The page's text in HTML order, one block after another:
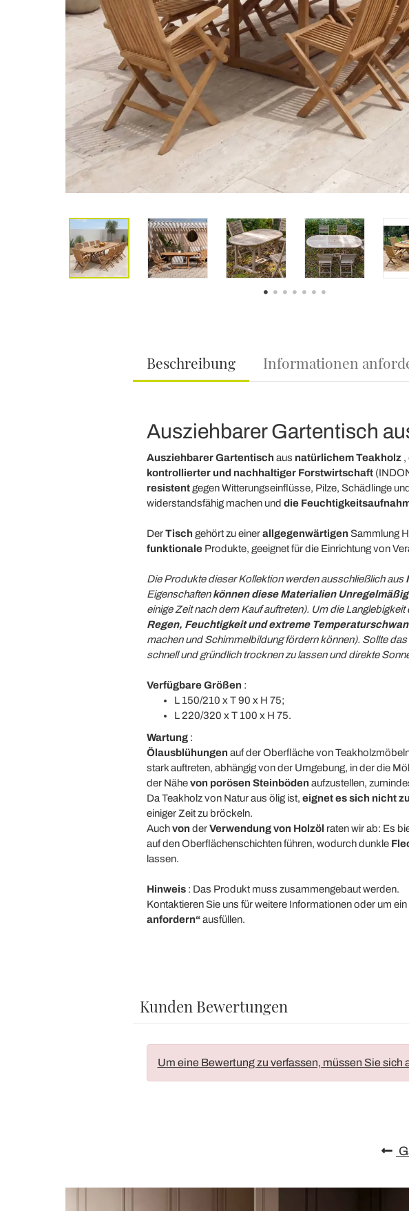
Beschreibung Informationen
Ausziehbarer Gartentisch
Ausziehbarer Gartentisch aus natürlichem Teakholz,
kontrollierter und nachhaltiger Forstwirtschaft
resistentgegen Witterungseinflüsse, Pilze, Schädlinge
widerstandsfähig machen und die
DerTisch gehört zu einerallgegenwärtigen Sammlung
funktionaleProdukte, geeignet für die Einrichtung von
Die Produkte dieser Kollektion werden ausschließlich aus
Eigenschaftenkönnen diese Materialien
einige Zeit nach dem Kauf auftreten). Um die
Regen, Feuchtigkeit und extreme
machen und Schimmelbildung fördern können). Sollte
schnell und gründlich trocknen zu lassen und direkte
Verfügbare Größen :
L 150/210 x T 90 x H 75;
L 220/320 x T 100 x H 75.
Wartung:
Ölausblühungen auf der Oberfläche von
stark auftreten, abhängig von der Umgebung, in der die
der Nähevon porösen Steinböden aufzustellen,
Da Teakholz von Natur aus ölig ist, eignet es sich nicht
einiger Zeit zu bröckeln.
Auchvon derVerwendung von Holzöl raten wir ab: Es
auf den Oberflächenschichten führen, wodurch dunkle
lassen.
Hinweis: Das Produkt muss zusammengebaut werden.
Kontaktieren Sie uns für weitere Informationen oder um
anfordern“ausfüllen.
Kunden Bewertungen
Um eine Bewertung zu verfassen, müssen Sie sich